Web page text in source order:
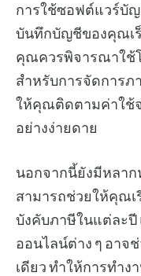
การใช้ซอฟต์แวร์บั
บันทึกบัญชีของคุณเ
คุณควรพิจารณาใช้
สำหรับการจัดการภ
ให้คุณติดตามค่าใช้จ่
อย่างง่ายดาย
นอกจากนี้ยังมีหลา
สามารถช่วยให้คุณ
บังคับภาษีในแต่ละปี
ออนไลน์ต่าง ๆ อาจ
เดียว ทำให้การทำ